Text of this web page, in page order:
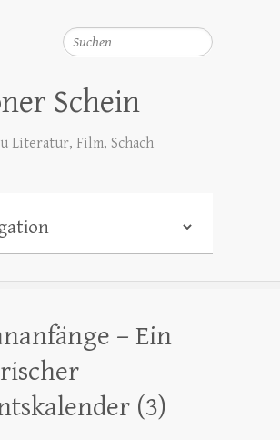
Suchen
Schein
Literatur, Film, Schach
– Ein
(3)